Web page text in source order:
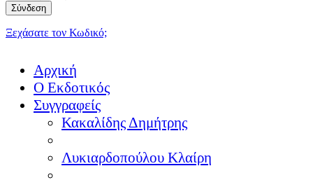
Ξεχάσατε τον Κωδικό;
Αρχική
Ο Εκδοτικός
Συγγραφείς
Κακαλίδης Δημήτρης
Λυκιαρδοπούλου Κλαίρη